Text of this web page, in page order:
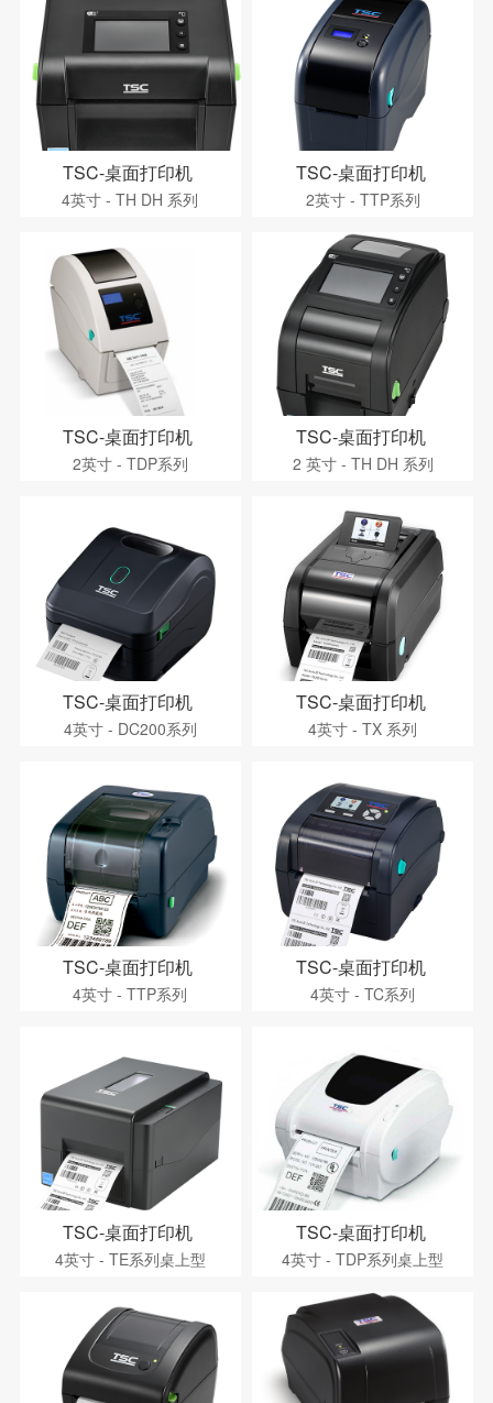
TSC-桌面打印机
4英寸 - TH DH 系列
TSC-桌面打印机
2英寸 - TTP系列
TSC-桌面打印机
2英寸 - TDP系列
TSC-桌面打印机
2 英寸 - TH DH 系列
TSC-桌面打印机
4英寸 - DC200系列
TSC-桌面打印机
4英寸 - TX 系列
TSC-桌面打印机
4英寸 - TTP系列
TSC-桌面打印机
4英寸 - TC系列
TSC-桌面打印机
4英寸 - TE系列桌上型
TSC-桌面打印机
4英寸 - TDP系列桌上型